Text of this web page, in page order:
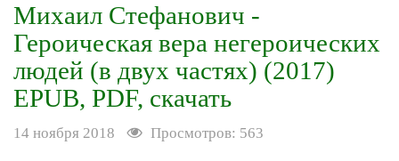
Михаил Стефанович -
Героическая вера негероических
людей (в двух частях) (2017)
EPUB, PDF, скачать
14 ноября 2018 Просмотров: 563